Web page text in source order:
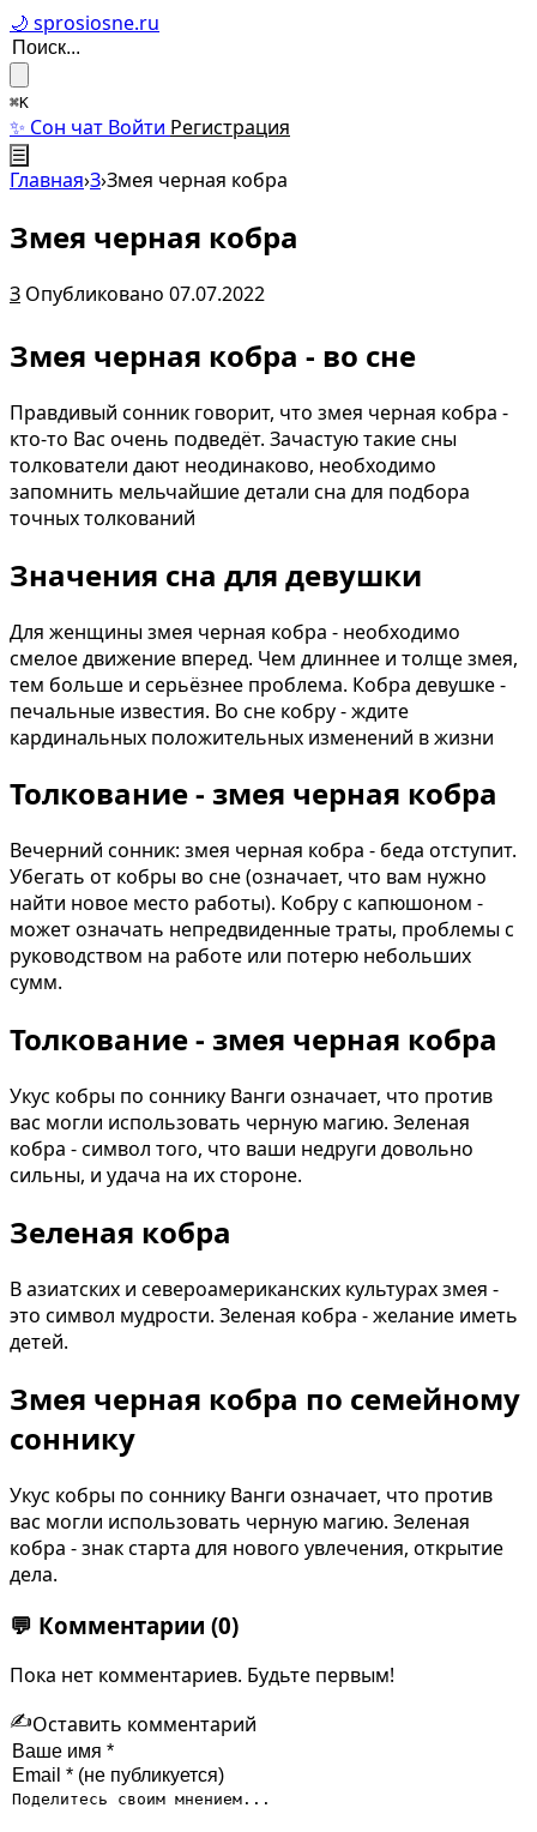
🌙 sprosiosne.ru
⌘K
✨ Сон чат Войти Регистрация
☰
Главная›З›Змея черная кобра
Змея черная кобра
З Опубликовано 07.07.2022
Змея черная кобра - во сне
Правдивый сонник говорит, что змея черная кобра -
кто-то Вас очень подведёт. Зачастую такие сны
толкователи дают неодинаково, необходимо
запомнить мельчайшие детали сна для подбора
точных толкований
Значения сна для девушки
Для женщины змея черная кобра - необходимо
смелое движение вперед. Чем длиннее и толще змея,
тем больше и серьёзнее проблема. Кобра девушке -
печальные известия. Во сне кобру - ждите
кардинальных положительных изменений в жизни
Толкование - змея черная кобра
Вечерний сонник: змея черная кобра - беда отступит.
Убегать от кобры во сне (означает, что вам нужно
найти новое место работы). Кобру с капюшоном -
может означать непредвиденные траты, проблемы с
руководством на работе или потерю небольших
сумм.
Толкование - змея черная кобра
Укус кобры по соннику Ванги означает, что против
вас могли использовать черную магию. Зеленая
кобра - символ того, что ваши недруги довольно
сильны, и удача на их стороне.
Зеленая кобра
В азиатских и североамериканских культурах змея -
это символ мудрости. Зеленая кобра - желание иметь
детей.
Змея черная кобра по семейному
соннику
Укус кобры по соннику Ванги означает, что против
вас могли использовать черную магию. Зеленая
кобра - знак старта для нового увлечения, открытие
дела.
💬 Комментарии (0)
Пока нет комментариев. Будьте первым!
✍️Оставить комментарий